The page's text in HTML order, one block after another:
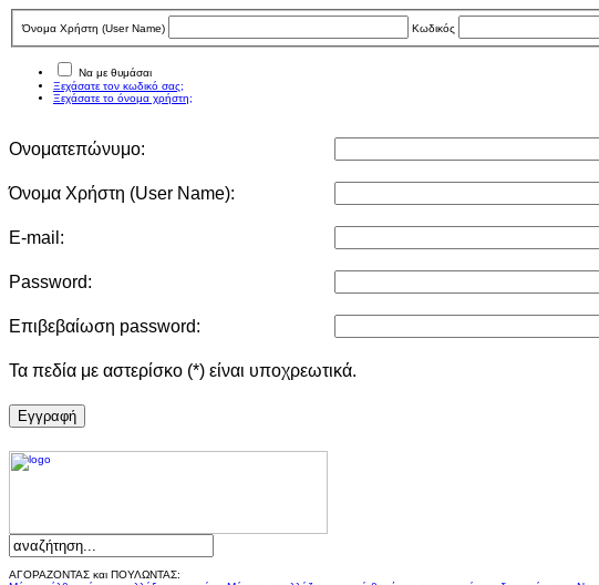
Όνομα Χρήστη (User Νame) Κωδικός
Να με θυμάσαι
Ξεχάσατε τον κωδικό σας;
Ξεχάσατε το όνομα χρήστη;
Ονοματεπώνυμο:
Όνομα Χρήστη (User Νame):
E-mail:
Password:
Επιβεβαίωση password:
Τα πεδία με αστερίσκο (*) είναι υποχρεωτικά.
Eγγραφή
ΑΓΟΡΑΖΟΝΤΑΣ και ΠΟΥΛΩΝΤΑΣ: